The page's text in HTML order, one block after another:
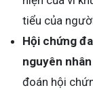
tiểu của
Hội chứng
nguyên
đoán hội